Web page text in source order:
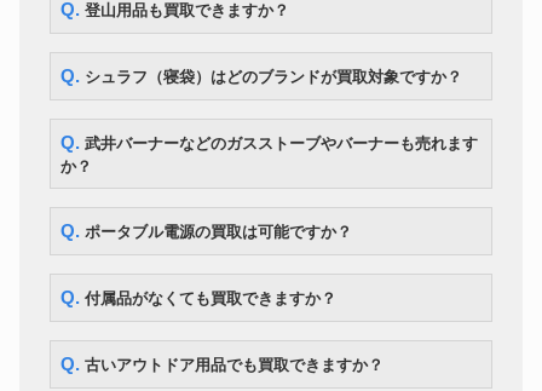
Q. 登山用品も買取できますか？
Q. シュラフ（寝袋）はどのブランドが買取対象ですか？
Q. 武井バーナーなどのガスストーブやバーナーも売れます
か？
Q. ポータブル電源の買取は可能ですか？
Q. 付属品がなくても買取できますか？
Q. 古いアウトドア用品でも買取できますか？